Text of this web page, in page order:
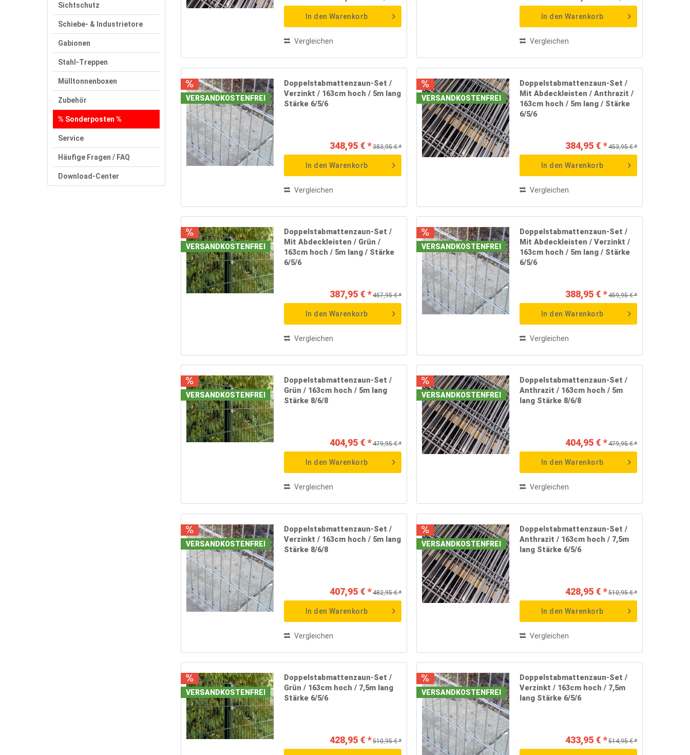
Sichtschutz
Schiebe- & Industrietore
Gabionen
Stahl-Treppen
Mülltonnenboxen
Zubehör
% Sonderposten %
Service
Häufige Fragen / FAQ
Download-Center
47,5 m(72)
50 m(72)
52,5 m(72)
55 m(72)
57,5 m(72 )
60 m(72)
62,5 m(72)
65 m(72)
77,5 m(72)
80 m(72)
82,5 m(72)
85 m
72)
87,5 m(72)
90 m(72)
120 m(12)
130 m(12)
140 m(12)
150 m(12)
160 m(12)
170 m(12)
In den Warenkorb
Vergleichen
In den Warenkorb
Vergleichen
VERSANDKOSTENFREI
Doppelstabmattenzaun-Set /
Verzinkt / 163cm hoch / 5m lang
Stärke 6/5/6
348,95 € * 383,95 € *
In den Warenkorb
Vergleichen
VERSANDKOSTENFREI
Doppelstabmattenzaun-Set /
Mit Abdeckleisten / Anthrazit /
163cm hoch / 5m lang / Stärke
6/5/6
384,95 € * 453,95 € *
In den Warenkorb
Vergleichen
VERSANDKOSTENFREI
Doppelstabmattenzaun-Set /
Mit Abdeckleisten / Grün /
163cm hoch / 5m lang / Stärke
6/5/6
387,95 € * 457,95 € *
In den Warenkorb
Vergleichen
VERSANDKOSTENFREI
Doppelstabmattenzaun-Set /
Mit Abdeckleisten / Verzinkt /
163cm hoch / 5m lang / Stärke
6/5/6
388,95 € * 459,95 € *
In den Warenkorb
Vergleichen
VERSANDKOSTENFREI
Doppelstabmattenzaun-Set /
Grün / 163cm hoch / 5m lang
Stärke 8/6/8
404,95 € * 479,95 € *
In den Warenkorb
Vergleichen
VERSANDKOSTENFREI
Doppelstabmattenzaun-Set /
Anthrazit / 163cm hoch / 5m
lang Stärke 8/6/8
404,95 € * 479,95 € *
In den Warenkorb
Vergleichen
VERSANDKOSTENFREI
Doppelstabmattenzaun-Set /
Verzinkt / 163cm hoch / 5m lang
Stärke 8/6/8
407,95 € * 482,95 € *
In den Warenkorb
Vergleichen
VERSANDKOSTENFREI
Doppelstabmattenzaun-Set /
Anthrazit / 163cm hoch / 7,5m
lang Stärke 6/5/6
428,95 € * 510,95 € *
In den Warenkorb
Vergleichen
VERSANDKOSTENFREI
Doppelstabmattenzaun-Set /
Grün / 163cm hoch / 7,5m lang
Stärke 6/5/6
428,95 € * 510,95 € *
VERSANDKOSTENFREI
Doppelstabmattenzaun-Set /
Verzinkt / 163cm hoch / 7,5m
lang Stärke 6/5/6
433,95 € * 514,95 € *